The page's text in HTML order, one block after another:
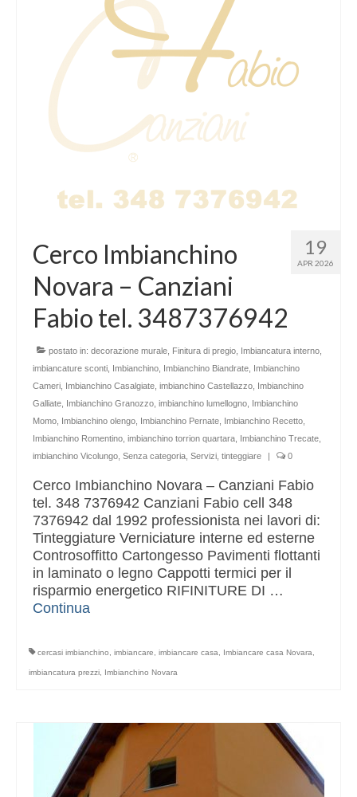
19
APR 2026
Cerco Imbianchino
Novara – Canziani
Fabio tel. 3487376942
postato in: decorazione murale, Finitura di pregio, Imbiancatura interno,
imbiancature sconti, Imbianchino, Imbianchino Biandrate, Imbianchino
Cameri, Imbianchino Casalgiate, imbianchino Castellazzo, Imbianchino
Galliate, Imbianchino Granozzo, imbianchino lumellogno, Imbianchino
Momo, Imbianchino olengo, Imbianchino Pernate, Imbianchino Recetto,
Imbianchino Romentino, imbianchino torrion quartara, Imbianchino Trecate,
imbianchino Vicolungo, Senza categoria, Servizi, tinteggiare 0
Cerco Imbianchino Novara – Canziani Fabio
tel. 348 7376942 Canziani Fabio cell 348
7376942 dal 1992 professionista nei lavori di:
Tinteggiature Verniciature interne ed esterne
Controsoffitto Cartongesso Pavimenti flottanti
in laminato o legno Cappotti termici per il
risparmio energetico RIFINITURE DI …
Continua
cercasi imbianchino, imbiancare, imbiancare casa, Imbiancare casa Novara,
imbiancatura prezzi, Imbianchino Novara